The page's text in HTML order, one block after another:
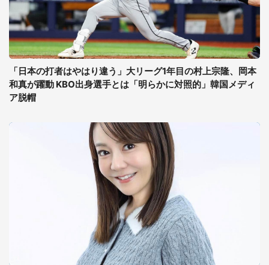
「日本の打者はやはり違う」大リーグ1年目の村上宗隆、岡本
和真が躍動 KBO出身選手とは「明らかに対照的」韓国メディ
ア脱帽